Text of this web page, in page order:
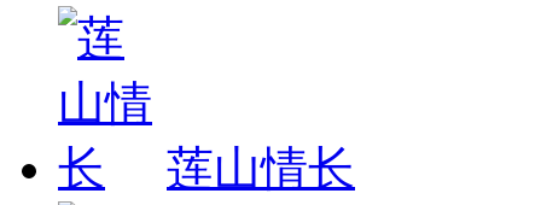
莲山情长